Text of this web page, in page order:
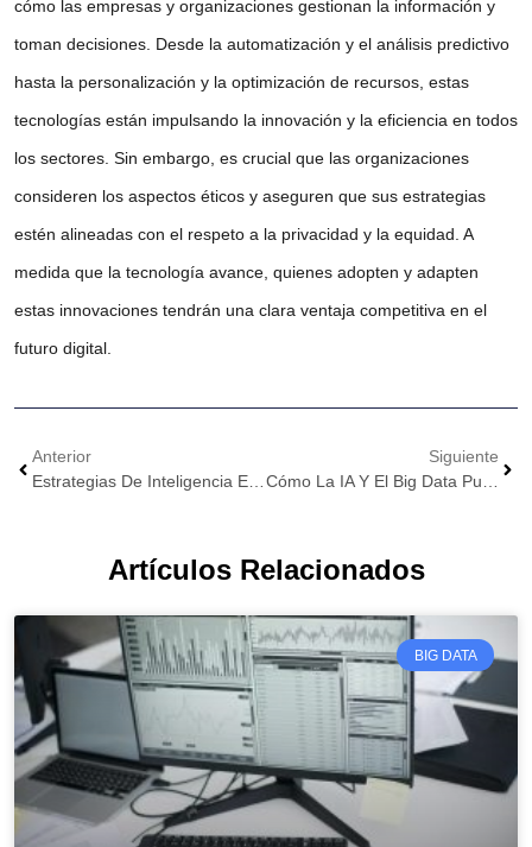
cómo las empresas y organizaciones gestionan la información y
toman decisiones. Desde la automatización y el análisis predictivo
hasta la personalización y la optimización de recursos, estas
tecnologías están impulsando la innovación y la eficiencia en todos
los sectores. Sin embargo, es crucial que las organizaciones
consideren los aspectos éticos y aseguren que sus estrategias
estén alineadas con el respeto a la privacidad y la equidad. A
medida que la tecnología avance, quienes adopten y adapten
estas innovaciones tendrán una clara ventaja competitiva en el
futuro digital.
Anterior
Siguiente
Artículos Relacionados
BIG DATA